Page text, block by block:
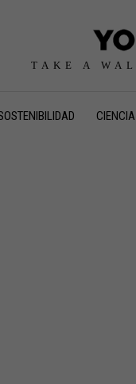
TAKE A
CIENCIA